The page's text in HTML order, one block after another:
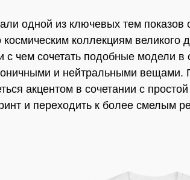
одной из ключевых тем
коллекциям великого
чем сочетать подобные модели в
и нейтральными
акцентом в сочетании с
и переходить к более смелым